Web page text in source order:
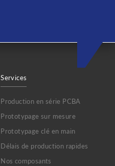
Services
Production en série PCBA
Prototypage sur mesure
Prototypage clé en main
Délais de production rapides
Nos composants